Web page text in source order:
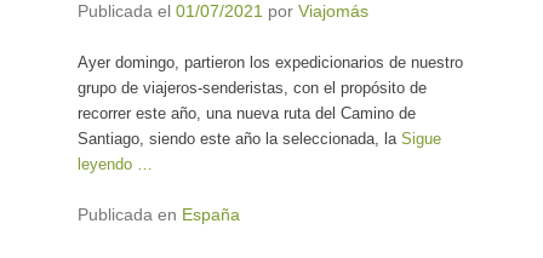
Publicada el 01/07/2021 por Viajomás
Ayer domingo, partieron los expedicionarios de nuestro
grupo de viajeros-senderistas, con el propósito de
recorrer este año, una nueva ruta del Camino de
Santiago, siendo este año la seleccionada, la Sigue
leyendo …
Publicada en España